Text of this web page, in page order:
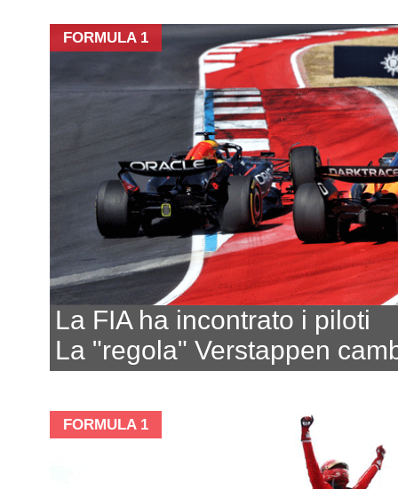
FORMULA 1
La FIA ha incontrato i piloti
La "regola" Verstappen
FORMULA 1